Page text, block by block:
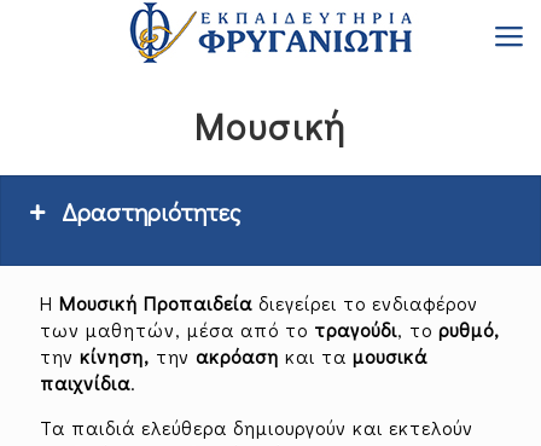
Μουσική
Προγράμματα Διδασκαλίας Δραστηριότητες
Ξένες Γλώσσες Πληροφορική
Δραστηριότητες
Η Μουσική Προπαιδεία διεγείρει το ενδιαφέρον
των μαθητών, μέσα από το τραγούδι, το ρυθμό,
την κίνηση, την ακρόαση και τα μουσικά
παιχνίδια.
Τα παιδιά ελεύθερα δημιουργούν και εκτελούν